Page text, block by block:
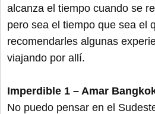
alcanza el tiempo cuando se
pero sea el tiempo que sea el
recomendarles algunas
viajando por allí.
Imperdible 1 – Amar
No puedo pensar en el